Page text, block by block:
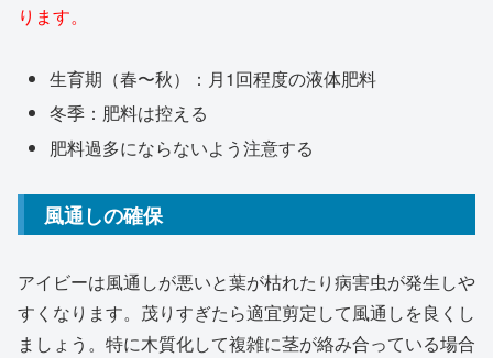
ります。
生育期（春〜秋）：月1回程度の液体肥料
冬季：肥料は控える
肥料過多にならないよう注意する
風通しの確保
アイビーは風通しが悪いと葉が枯れたり病害虫が発生しや
すくなります。茂りすぎたら適宜剪定して風通しを良くし
ましょう。特に木質化して複雑に茎が絡み合っている場合